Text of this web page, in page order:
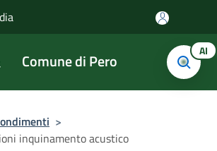
Comune di Pero AI
>
inquinamento acustico